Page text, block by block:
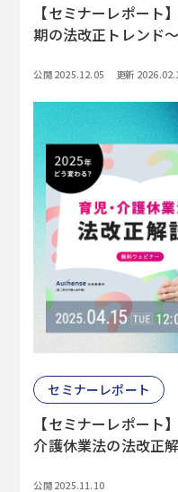
【セミナーレポート
期の法改正トレンド
公開 2025.12.05 更新
セミナーレポート
【セミナーレポート
介護休業法の法改正
公開 2025.11.10